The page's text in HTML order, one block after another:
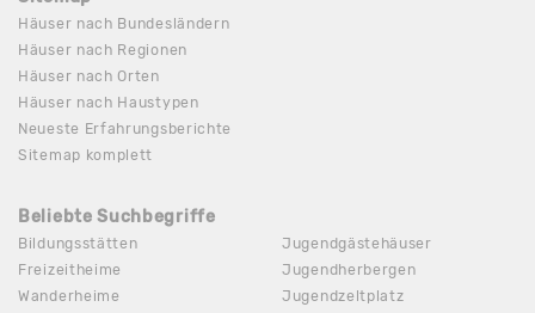
Häuser nach Bundesländern
Häuser nach Regionen
Häuser nach Orten
Häuser nach Haustypen
Neueste Erfahrungsberichte
Sitemap komplett
Beliebte Suchbegriffe
Bildungsstätten
Freizeitheime
Wanderheime
Jugendgästehäuser
Jugendherbergen
Jugendzeltplatz